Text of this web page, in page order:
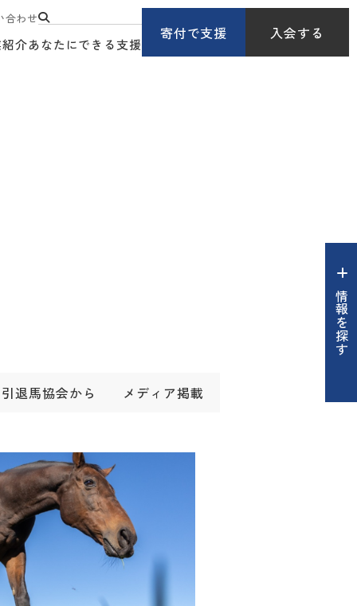
合わせ
介あなたにできる支援
寄付で支援 入会する
情報を探す
引退馬協会から メディア掲載